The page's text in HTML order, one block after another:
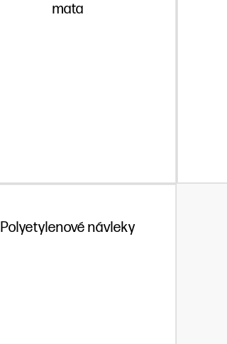
mata
Polyetylenové návleky